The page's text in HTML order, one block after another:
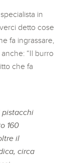
in
detto cose
fa ingrassare,
“Il burro
che fa
pistacchi
160
il
circa